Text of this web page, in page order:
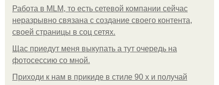
Работа в MLM, то есть сетевой компании сейчас
неразрывно связана с создание своего контента,
своей страницы в соц сетях.
Щас приедут меня выкупать а тут очередь на
фотосессию со мной.
Приходи к нам в прикиде в стиле 90 х и получай